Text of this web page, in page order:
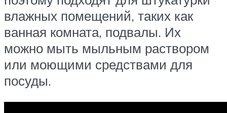
влажных помещений, таких как
ванная комната, подвалы. Их
можно мыть мыльным раствором
или моющими средствами для
посуды.